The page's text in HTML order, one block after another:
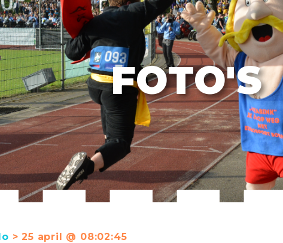
FOTO'S
> 25 april @ 08:02:45